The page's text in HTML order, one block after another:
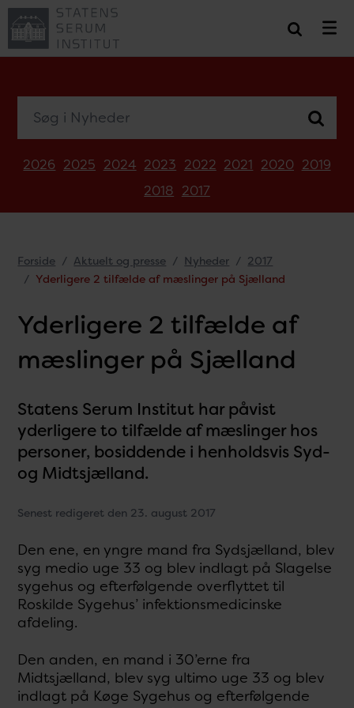
2026 2025 2024 2023 2022 2021 2020 2019
2018 2017
Forside Aktuelt og presse Nyheder
2017
Yderligere 2 tilfælde af mæslinger på Sjælland
Yderligere 2 tilfælde af
mæslinger på Sjælland
Statens Serum Institut har påvist
yderligere to tilfælde af mæslinger hos
personer, bosiddende i henholdsvis Syd-
og Midtsjælland.
Senest redigeret den 23. august 2017
Den ene, en yngre mand fra Sydsjælland, blev
syg medio uge 33 og blev indlagt på Slagelse
sygehus og efterfølgende overflyttet til
Roskilde Sygehus’ infektionsmedicinske
afdeling.
Den anden, en mand i 30’erne fra
Midtsjælland, blev syg ultimo uge 33 og blev
indlagt på Køge Sygehus og efterfølgende